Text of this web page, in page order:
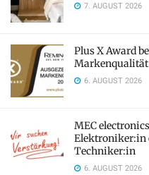
7. AUGUST 2026
Plus X Award
6. AUGUST 2026
MEC
Elektroniker:in
Techniker:in
6. AUGUST 2026